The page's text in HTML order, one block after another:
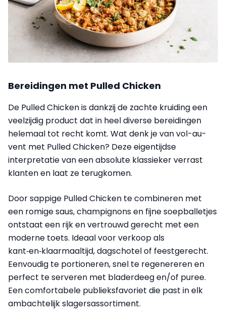
Bereidingen met Pulled Chicken
De Pulled Chicken is dankzij de zachte kruiding een
veelzijdig product dat in heel diverse bereidingen
helemaal tot recht komt. Wat denk je van vol-au-
vent met Pulled Chicken? Deze eigentijdse
interpretatie van een absolute klassieker verrast
klanten en laat ze terugkomen.
Door sappige Pulled Chicken te combineren met
een romige saus, champignons en fijne soepballetjes
ontstaat een rijk en vertrouwd gerecht met een
moderne toets. Ideaal voor verkoop als
kant‑en‑klaarmaaltijd, dagschotel of feestgerecht.
Eenvoudig te portioneren, snel te regenereren en
perfect te serveren met bladerdeeg en/of puree.
Een comfortabele publieksfavoriet die past in elk
ambachtelijk slagersassortiment.